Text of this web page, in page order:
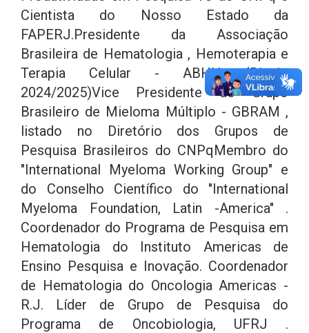
Cientista do Nosso Estado da
FAPERJ.Presidente da Associação
Brasileira de Hematologia , Hemoterapia e
Terapia Celular - ABHH (Bienio
2024/2025)Vice Presidente do Grupo
Brasileiro de Mieloma Múltiplo - GBRAM ,
listado no Diretório dos Grupos de
Pesquisa Brasileiros do CNPqMembro do
"International Myeloma Working Group" e
do Conselho Científico do "International
Myeloma Foundation, Latin -America" .
Coordenador do Programa de Pesquisa em
Hematologia do Instituto Americas de
Ensino Pesquisa e Inovação. Coordenador
de Hematologia do Oncologia Americas -
R.J. Líder de Grupo de Pesquisa do
Programa de Oncobiologia, UFRJ .